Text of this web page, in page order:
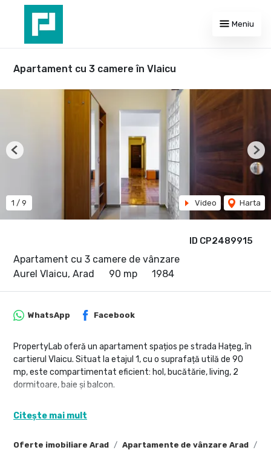
Meniu
Apartament cu 3 camere în Vlaicu
ID CP2489915
Apartament cu 3 camere de vânzare
Aurel Vlaicu, Arad
90 mp 1984
1 / 9 Video Harta
Previous
Oferte imobiliare Arad Apartamente de vânzare Arad
WhatsApp Facebook
PropertyLab oferă un apartament spațios pe strada Hațeg, în
cartierul Vlaicu. Situat la etajul 1, cu o suprafață utilă de 90
mp, este compartimentat eficient: hol, bucătărie, living, 2
dormitoare, baie și balcon.
Încălzire cu centrală proprie și calorifere
Citește mai mult